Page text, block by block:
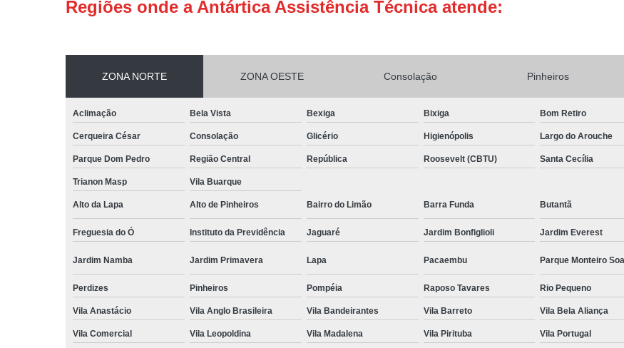
Conserto de Geladeira Expositora de
Conserto e
Conserto e Manutenção de Geladeira
Brastemp Instalação Fogão
Instalação de Fogão
Instalação de Fogão de Embutir
Instalação Fogão Brastemp
Instalação de Maquina de Lavar Roupa
Regiões onde a Antártica Assistência Técnica atende:
ZONA NORTE ZONA OESTE Consolação Pinheiros
Aclimação Bela Vista Bexiga Bixiga Bom Retiro
Cerqueira César Consolação Glicério Higienópolis Largo do Arouche
Parque Dom Pedro Região Central República Roosevelt (CBTU) Santa Cecília
Trianon Masp Vila Buarque
Alto da Lapa Alto de Pinheiros Bairro do Limão Barra Funda Butantã
Freguesia do Ó Instituto da Previdência Jaguaré Jardim Bonfiglioli Jardim Everest
Jardim Namba Jardim Primavera Lapa Pacaembu Parque Monteiro
Perdizes Pinheiros Pompéia Raposo Tavares Rio Pequeno
Vila Anastácio Vila Anglo Brasileira Vila Bandeirantes Vila Barreto Vila Bela Aliança
Vila Comercial Vila Leopoldina Vila Madalena Vila Pirituba Vila Portugal